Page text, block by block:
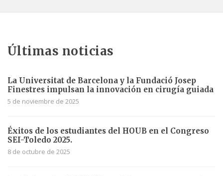
Últimas noticias
La Universitat de Barcelona y la Fundació Josep
Finestres impulsan la innovación en cirugía guiada
5 de noviembre de 2025
Éxitos de los estudiantes del HOUB en el Congreso
SEI-Toledo 2025.
8 de octubre de 2025